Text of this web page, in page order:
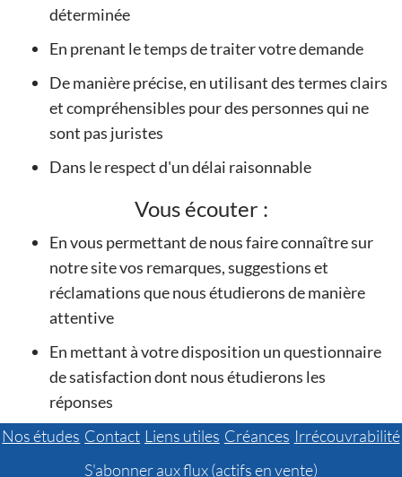
déterminée
En prenant le temps de traiter votre demande
De manière précise, en utilisant des termes clairs
et compréhensibles pour des personnes qui ne
sont pas juristes
Dans le respect d'un délai raisonnable
Vous écouter :
En vous permettant de nous faire connaître sur
notre site vos remarques, suggestions et
réclamations que nous étudierons de manière
attentive
En mettant à votre disposition un questionnaire
de satisfaction dont nous étudierons les
réponses
Nos études Contact Liens utiles Créances Irrécouvrabilité
S'abonner aux flux (actifs en vente)